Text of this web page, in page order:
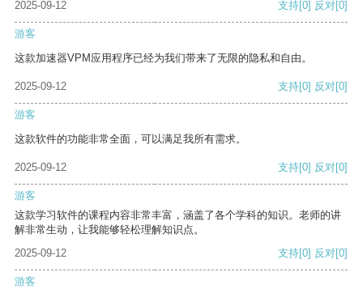
2025-09-12 支持[0] 反对[0]
游客
这款加速器VPM应用程序已经为我们带来了无限的隐私和自由。
2025-09-12 支持[0] 反对[0]
游客
这款软件的功能非常全面，可以满足我所有需求。
2025-09-12 支持[0] 反对[0]
游客
这款学习软件的课程内容非常丰富，涵盖了各个学科的知识。老师的讲
解非常生动，让我能够轻松理解知识点。
2025-09-12
支持[0] 反对[0]
游客